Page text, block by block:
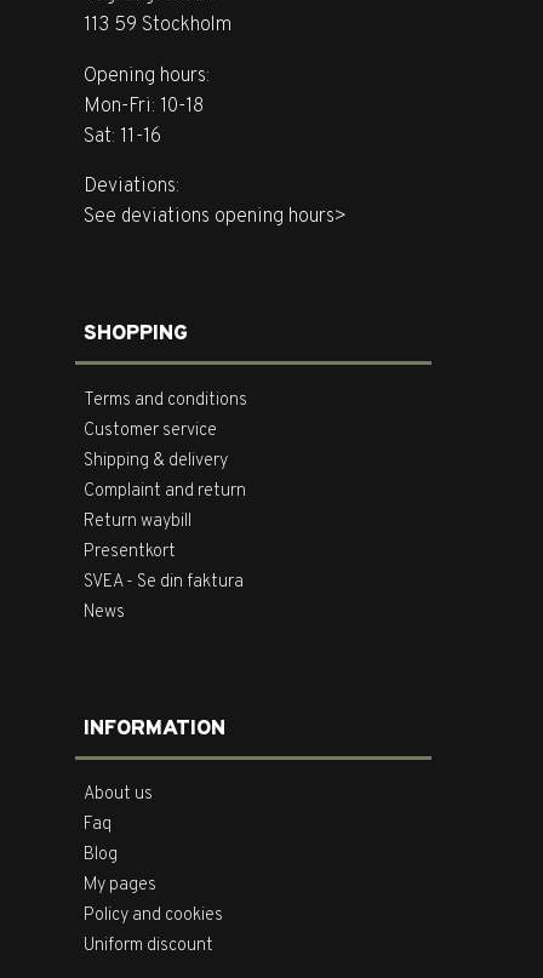
113 59 Stockholm
Opening hours:
Mon-Fri: 10-18
Sat: 11-16
Deviations:
See deviations opening hours>
SHOPPING
Terms and conditions
Customer service
Shipping & delivery
Complaint and return
Return waybill
Presentkort
SVEA - Se din faktura
News
INFORMATION
About us
Faq
Blog
My pages
Policy and cookies
Uniform discount